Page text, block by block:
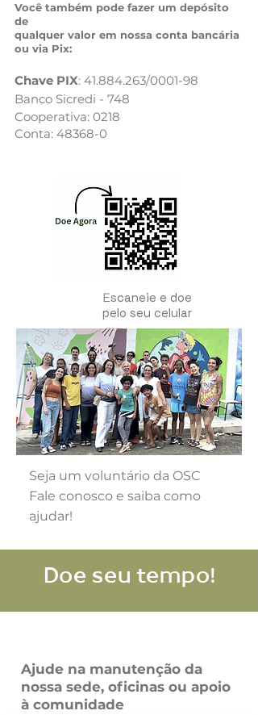
Você também pode fazer um depósito
de
qualquer valor em nossa conta bancária
ou via Pix:
Chave PIX: 41.884.263/0001-98
Banco Sicredi - 748
Cooperativa: 0218
Conta: 48368-0
Escaneie e doe
pelo seu celular
Seja um voluntário da OSC
Fale conosco e saiba como
ajudar!
Ajude na manutenção da
nossa sede, oficinas ou apoio
à comunidade
Doe seu tempo!